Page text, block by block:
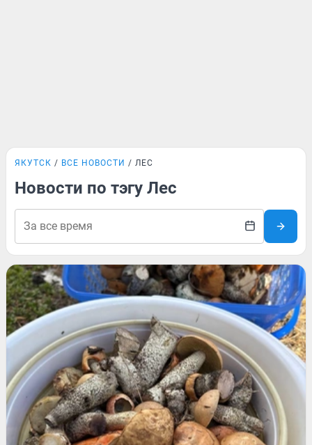
ЯКУТСК ВСЕ НОВОСТИ ЛЕС
Новости по тэгу Лес